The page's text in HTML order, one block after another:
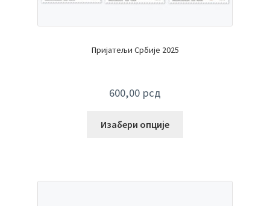
Пријатељи Србије 2025
600,00 рсд
Изабери опције